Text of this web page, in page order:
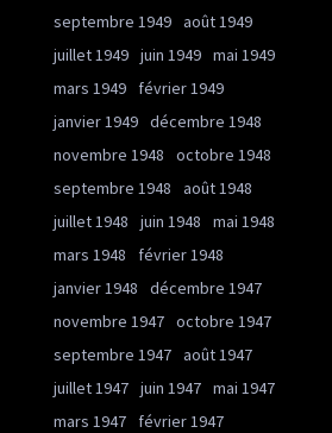
septembre 1949 août 1949
juillet 1949 juin 1949 mai 1949
mars 1949
février 1949
janvier 1949 décembre 1948
novembre 1948
octobre 1948
septembre 1948
août 1948
juillet 1948
juin 1948
mai 1948
mars 1948
février 1948
janvier 1948
décembre 1947
novembre 1947 octobre 1947
septembre 1947 août 1947
juillet 1947 juin 1947 mai 1947
mars 1947
février 1947